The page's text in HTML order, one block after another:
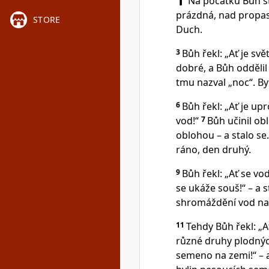
STORE
prázdná, nad
Duch.
3 Bůh řekl: „Ať je
dobré, a Bůh
tmu nazval „noc“.
6 Bůh řekl: „Ať je
vod!“ 7 Bůh učinil
oblohou – a stalo se.
ráno, den druhý.
9 Bůh řekl: „Ať se
se ukáže souš!“ – a
shromáždění vod
11 Tehdy Bůh řekl:
různé druhy
semeno na zemi!“ –